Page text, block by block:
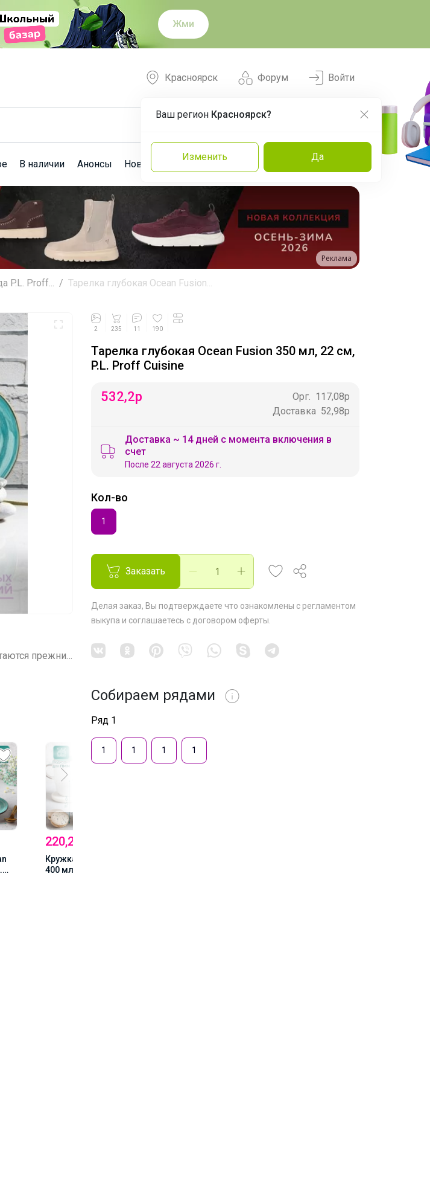
Жми
Форум
Красноярск
Ваш регион Красноярск?
Изменить Да
Войти
В наличии Анонсы Новости Команда Эксперты
Реклама
P.L. Proff... Тарелка глубокая Ocean Fusion...
СП246 Посуда Proff Cuisine. Самая лучшая цена. УРА! Цены остаются прежние!
220,2р
Кружка Ocean Fusion
400 мл, P.L. Proff
2 235 11 190
Тарелка глубокая Ocean Fusion 350 мл, 22 см,
P.L. Proff Cuisine
532,2р Орг. 117,08р
Доставка 52,98р
Доставка ~ 14 дней с момента включения в
счет
После 22 августа 2026 г.
Кол-во
1
Заказать
Делая заказ, Вы подтверждаете что ознакомлены с регламентом
выкупа и соглашаетесь с договором оферты
Собираем рядами
Ряд 1
1 1 1 1